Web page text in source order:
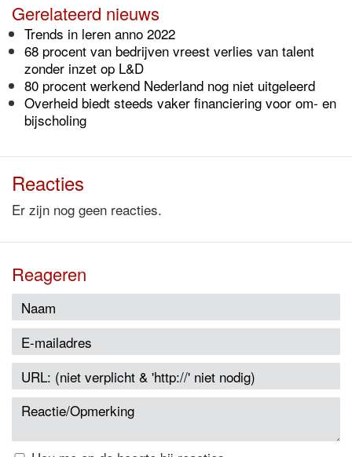
Gerelateerd nieuws
Trends in leren anno 2022
68 procent van bedrijven vreest verlies van talent
zonder inzet op L&D
80 procent werkend Nederland nog niet uitgeleerd
Overheid biedt steeds vaker financiering voor om- en
bijscholing
Reacties
Er zijn nog geen reacties.
Reageren